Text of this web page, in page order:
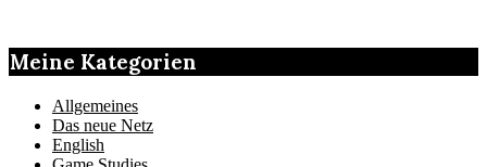
Meine Kategorien
Allgemeines
Das neue Netz
English